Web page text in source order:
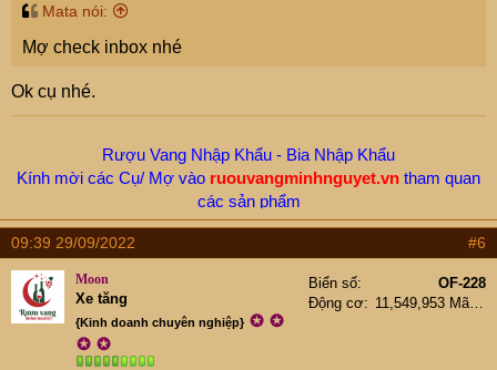
Mata nói:
Mợ check inbox nhé
Ok cụ nhé.
Rượu Vang Nhập Khẩu - Bia Nhập Khẩu
Kính mời các Cụ/ Mợ vào ruouvangminhnguyet.vn tham quan
các sản phẩm
Hotline/ Zalo -New.Moon:0912655199
09:39 29/09/2022 #6
Moon
Xe tăng
{Kinh doanh chuyên nghiệp} ✪ ✪
✪ ✪
Biển số
OF-228
Động cơ